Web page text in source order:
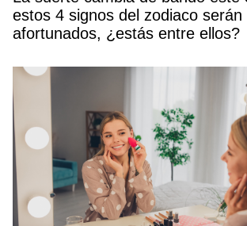
estos 4 signos del zodiaco
afortunados, ¿estás entre ellos?